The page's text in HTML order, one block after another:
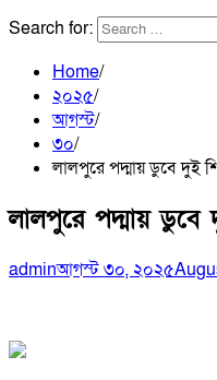
Search for:
Home
২০২৫
আগস্ট
৩০
লালপুরে পদ্মায় ডুবে দুই
লালপুরে পদ্মায় ডুবে
adminআগস্ট ৩০, ২০২৫